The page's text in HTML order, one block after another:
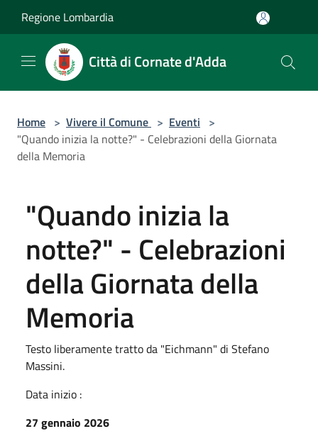
Regione Lombardia
Città di Cornate d'Adda
Home > Vivere il Comune > Eventi >
"Quando inizia la notte?" - Celebrazioni della Giornata
della Memoria
"Quando inizia la
notte?" - Celebrazioni
della Giornata della
Memoria
Testo liberamente tratto da "Eichmann" di Stefano
Massini.
Data inizio :
27 gennaio 2026